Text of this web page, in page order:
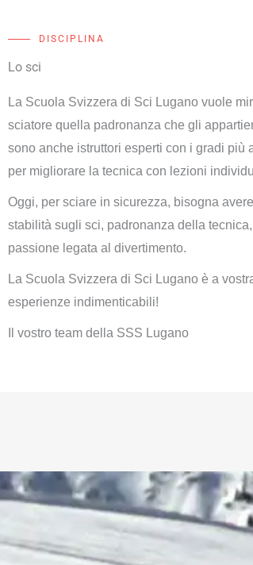
DISCIPLINA
Lo sci
La Scuola Svizzera di Sci Lugano vuole
sciatore quella padronanza che gli
sono anche istruttori esperti con i gradi più
per migliorare la tecnica con lezioni
Oggi, per sciare in sicurezza, bisogna
stabilità sugli sci, padronanza della
passione legata al divertimento.
La Scuola Svizzera di Sci Lugano è a
esperienze indimenticabili!
Il vostro team della SSS Lugano